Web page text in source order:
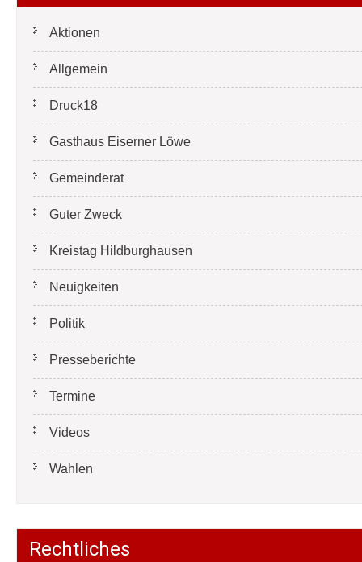
Aktionen
Allgemein
Druck18
Gasthaus Eiserner Löwe
Gemeinderat
Guter Zweck
Kreistag Hildburghausen
Neuigkeiten
Politik
Presseberichte
Termine
Videos
Wahlen
Rechtliches